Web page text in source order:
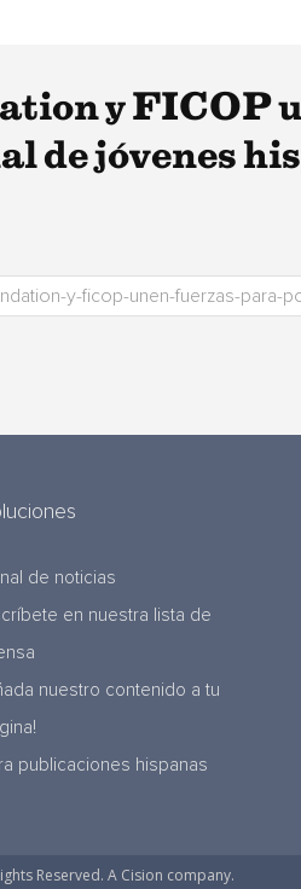
y FICOP
de jóvenes
de noticias
en nuestra lista de
nuestro contenido a tu
publicaciones hispanas
Reserved. A Cision company.